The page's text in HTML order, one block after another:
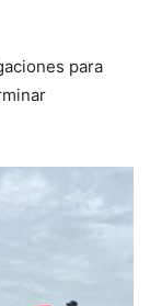
para